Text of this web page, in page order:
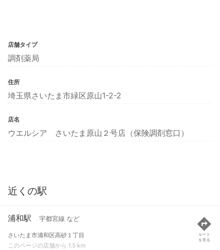
店舗タイプ
調剤薬局
住所
埼玉県さいたま市緑区原山1-2-2
店名
ウエルシア さいたま原山２号店（保険調剤窓口）
近くの駅
浦和駅 宇都宮線 など
さいたま市浦和区高砂１丁目
このページの店舗から 1.5 km
ルート
を見る